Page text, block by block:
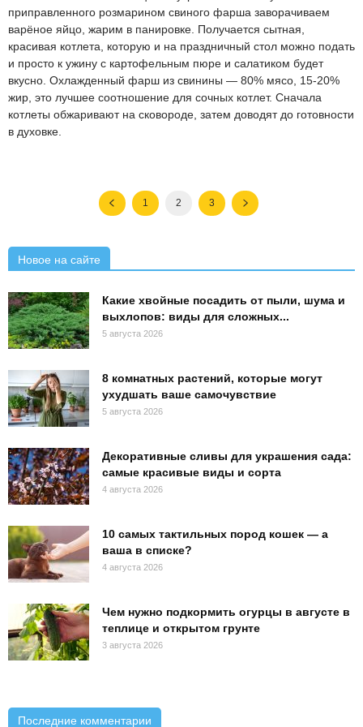
приправленного розмарином свиного фарша заворачиваем
варёное яйцо, жарим в панировке. Получается сытная,
красивая котлета, которую и на праздничный стол можно подать
и просто к ужину с картофельным пюре и салатиком будет
вкусно. Охлажденный фарш из свинины — 80% мясо, 15-20%
жир, это лучшее соотношение для сочных котлет. Сначала
котлеты обжаривают на сковороде, затем доводят до готовности
в духовке.
1 2 3
Новое на сайте
Какие хвойные посадить от пыли, шума и
выхлопов: виды для сложных...
5 августа 2026
8 комнатных растений, которые могут
ухудшать ваше самочувствие
5 августа 2026
Декоративные сливы для украшения сада:
самые красивые виды и сорта
4 августа 2026
10 самых тактильных пород кошек — а
ваша в списке?
4 августа 2026
Чем нужно подкормить огурцы в августе в
теплице и открытом грунте
3 августа 2026
Последние комментарии